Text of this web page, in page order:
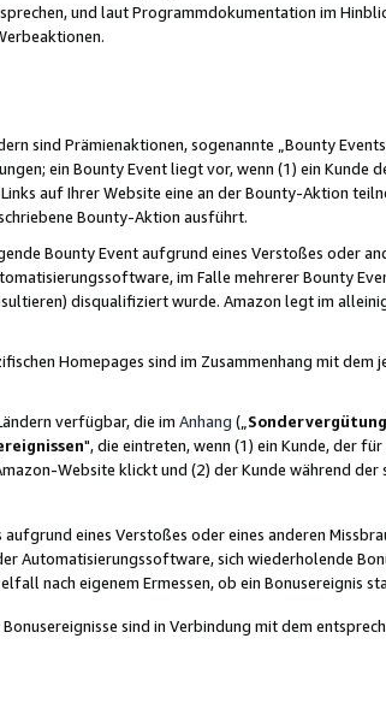
und laut Programmdokumentation im
sind Prämienaktionen, sogenannte „Bounty
ein Bounty Event liegt vor, wenn (1) ein Kunde
auf Ihrer Website eine an der Bounty-Aktion
Bounty-Aktion ausführt.
Bounty Event aufgrund eines Verstoßes oder
im Falle mehrerer Bounty
disqualifiziert wurde. Amazon legt im
Homepages sind im Zusammenhang mit dem
verfügbar, die im Anhang („ Sondervergütung
", die eintreten, wenn (1) ein Kunde, der
Website klickt und (2) der Kunde während
eines Verstoßes oder eines anderen
Automatisierungssoftware, sich wiederholende
nach eigenem Ermessen, ob ein Bonusereignis
sind in Verbindung mit dem